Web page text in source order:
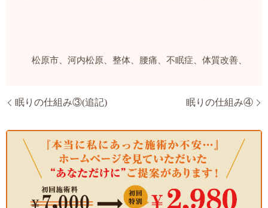
松原市、河内松原、整体、腰痛、不眠症、体質改善、
眠りの仕組み③(追記) 眠りの仕組み④